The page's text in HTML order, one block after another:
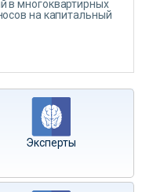
в многоквартирных
на капитальный
Эксперты